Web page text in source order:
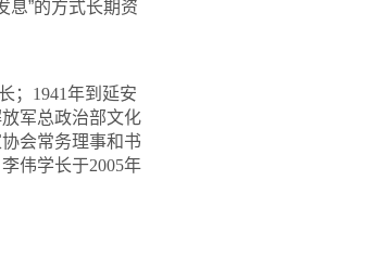
息”的方式长期资
；1941年到延安
军总政治部文化
会常务理事和书
伟学长于2005年